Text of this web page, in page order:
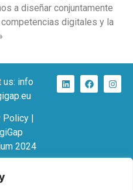
a diseñar conjuntamente
digitales y la
us: info
|
2024